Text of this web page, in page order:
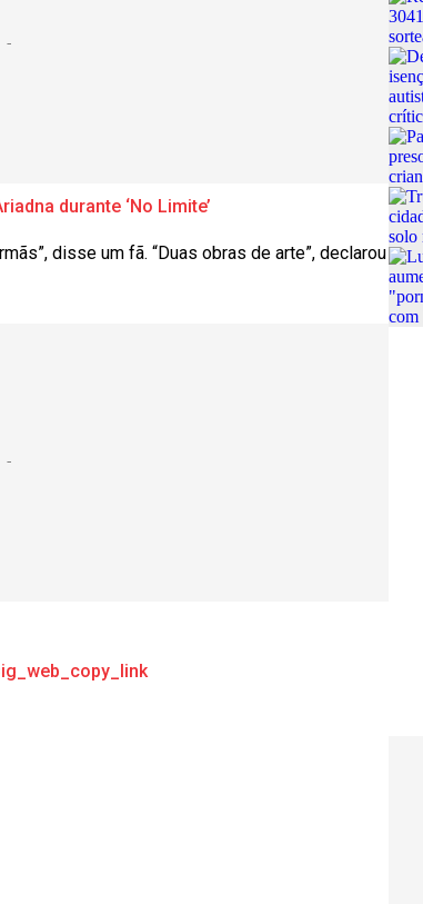
durante ‘No Limite’
disse um fã. “Duas obras de arte”, declarou